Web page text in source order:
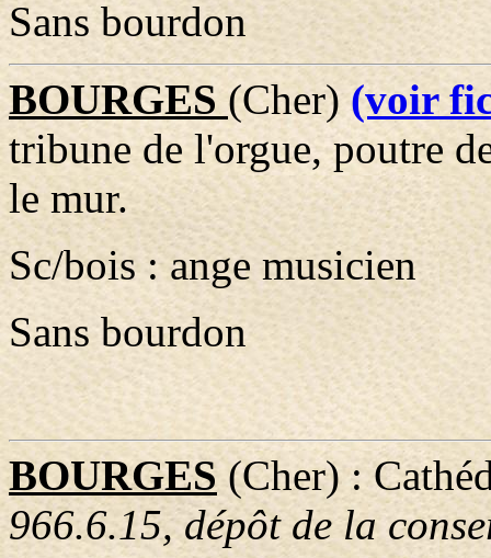
Sans bourdon
BOURGES (Cher)(voir
tribune de l'orgue, poutre
le mur.
Sc/bois : ange musicien
Sans bourdon
BOURGES(Cher) :
966.6.15, dépôt de la